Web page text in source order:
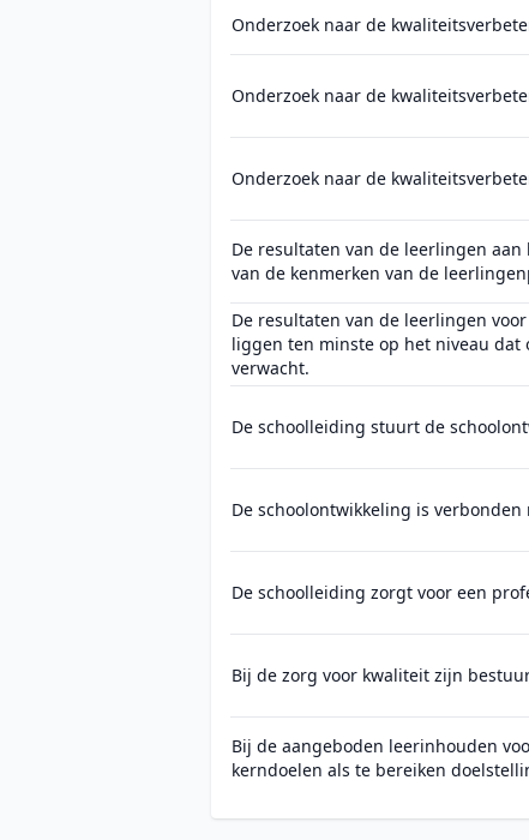
Onderzoek naar de
Onderzoek naar de
Onderzoek naar de
De resultaten van de leerlingen
van de kenmerken van de
De resultaten van de leerlingen
liggen ten minste op het niveau
verwacht.
De schoolleiding stuurt de
De schoolontwikkeling is
De schoolleiding zorgt voor een
Bij de zorg voor kwaliteit zijn
Bij de aangeboden leerinhouden
kerndoelen als te bereiken